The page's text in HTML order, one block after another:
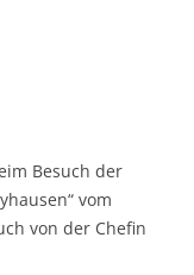
Besuch der
vom
von der Chefin